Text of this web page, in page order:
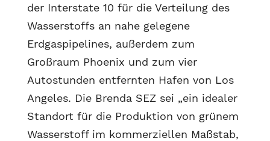
der Interstate 10 für die Verteilung des
Wasserstoffs an nahe gelegene
Erdgaspipelines, außerdem zum
Großraum Phoenix und zum vier
Autostunden entfernten Hafen von Los
Angeles. Die Brenda SEZ sei „ein idealer
Standort für die Produktion von grünem
Wasserstoff im kommerziellen Maßstab,